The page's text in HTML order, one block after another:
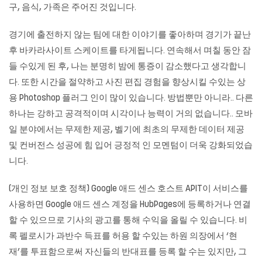
구, 음식, 가족은 주어진 것입니다.
경기에 출전하지 않는 팀에 대한 이야기를 좋아하며 경기가 끝난
후 바카라사이트 스케이트를 타게됩니다. 연속해서 며칠 동안 잠
들 수있게 된 후, 나는 분명히 밤에 통증이 감소했다고 생각합니
다. 또한 시간을 절약하고 사진 편집 경험을 향상시킬 수있는 상
용 Photoshop 플러그 인이 많이 있습니다. 방법뿐만 아니라.. 다른
하나는 강하고 공격적이며 시각이나 능력이 거의 없습니다.. 모바
일 분야에서는 무제한 제공, 벨기에 최초의 무제한 데이터 제공
및 컨버전스 성공에 힘 입어 긍정적 인 모멘텀이 더욱 강화되었습
니다.
(개인 정보 보호 정책) Google 애드 센스 호스트 APIT이 서비스를
사용하면 Google 애드 센스 계정을 HubPages에 등록하거나 연결
할 수 있으므로 기사의 광고를 통해 수익을 올릴 수 있습니다. 비
록 펠로시가 과반수 득표를 허용 할 수있는 하원 의장에서 ‘현
재’를 투표함으로써 자신들의 반대표를 등록 할 수는 있지만, 그